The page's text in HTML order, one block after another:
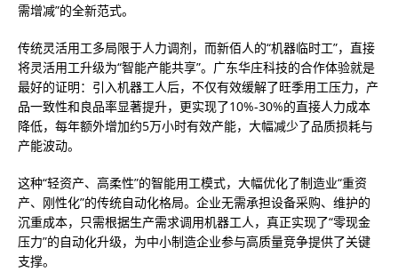
需增减”的全新范式。
传统灵活用工多局限于人力调剂，而新佰人的“机器临时工”，直接
将灵活用工升级为“智能产能共享”。广东华庄科技的合作体验就是
最好的证明：引入机器工人后，不仅有效缓解了旺季用工压力，产
品一致性和良品率显著提升，更实现了10%-30%的直接人力成本
降低，每年额外增加约5万小时有效产能，大幅减少了品质损耗与
产能波动。
这种“轻资产、高柔性”的智能用工模式，大幅优化了制造业“重资
产、刚性化”的传统自动化格局。企业无需承担设备采购、维护的
沉重成本，只需根据生产需求调用机器工人，真正实现了“零现金
压力”的自动化升级，为中小制造企业参与高质量竞争提供了关键
支撑。